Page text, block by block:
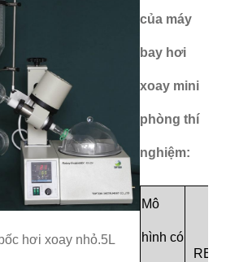
hơi xoay nhỏ.5L
của máy
bay hơi
xoay mini
phòng thí
nghiệm:
Mô
hình có
RE-52A